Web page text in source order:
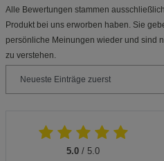
Alle Bewertungen stammen
Produkt bei uns erworben haben. Sie
persönliche Meinungen wieder und sind
zu verstehen.
5.0 / 5.0